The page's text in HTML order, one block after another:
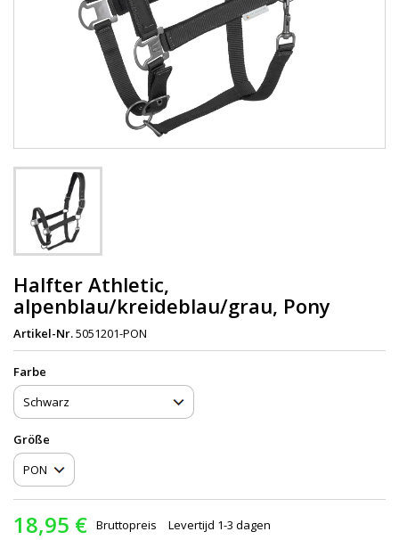
Halfter Athletic,
alpenblau/kreideblau/grau, Pony
Artikel-Nr.5051201-PON
Farbe
Größe
18,95 € Bruttopreis Levertijd 1-3 dagen